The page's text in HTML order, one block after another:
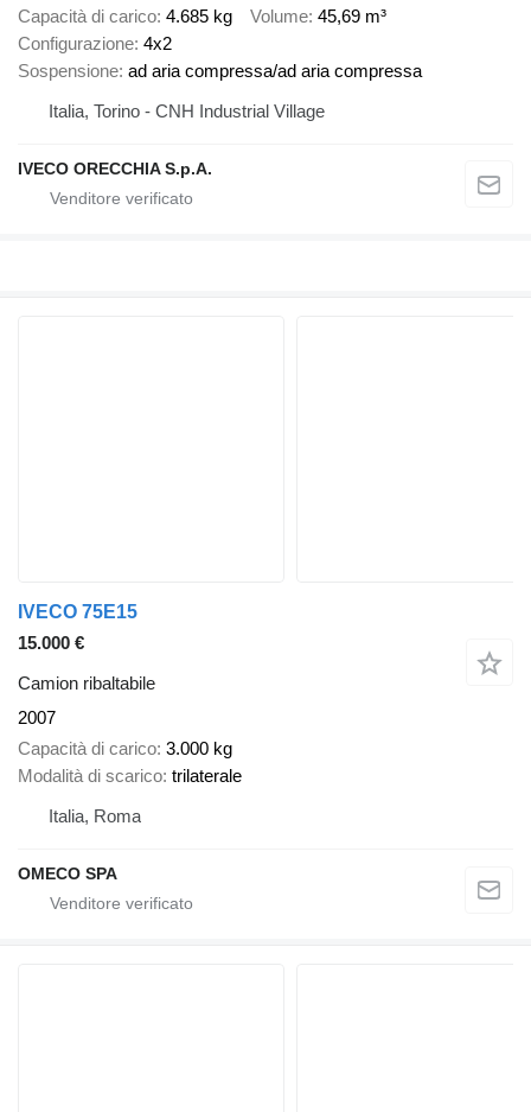
Capacità di carico 4.685 kg Volume 45,69 m³
Configurazione 4x2
Sospensione ad aria compressa/ad aria compressa
Italia, Torino - CNH Industrial Village
IVECO ORECCHIA S.p.A.
IVECO 75E15
15.000 €
Camion ribaltabile
2007
Capacità di carico 3.000 kg
Modalità di scarico trilaterale
Italia, Roma
OMECO SPA